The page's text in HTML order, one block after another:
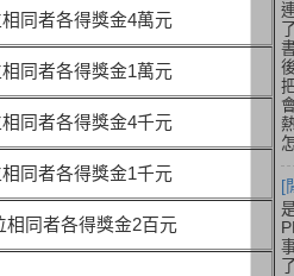
同者各得獎金4萬元
同者各得獎金1萬元
同者各得獎金4千元
同者各得獎金1千元
相同者各得獎金2百元
[